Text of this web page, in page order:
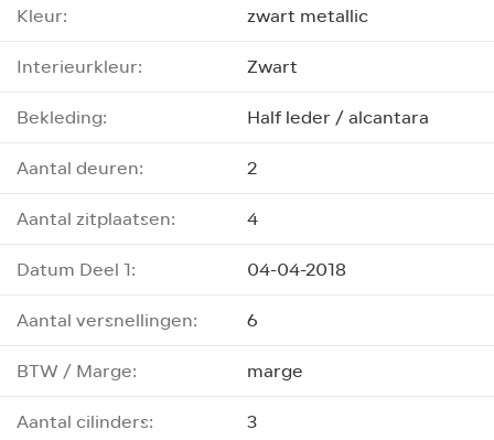
Kleur:
zwart metallic
Interieurkleur:
Zwart
Bekleding:
Half leder / alcantara
Aantal deuren:
2
Aantal zitplaatsen:
4
Datum Deel 1:
04-04-2018
Aantal versnellingen:
6
BTW / Marge:
marge
Aantal cilinders:
3